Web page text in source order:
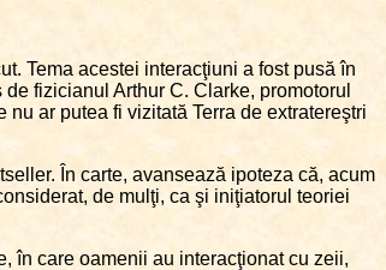
Tema acestei interacţiuni a fost pusă în
fizicianul Arthur C. Clarke, promotorul
ar putea fi vizitată Terra de extratereştri
În carte, avansează ipoteza că, acum
de mulţi, ca şi iniţiatorul teoriei
în care oamenii au interacţionat cu zeii,